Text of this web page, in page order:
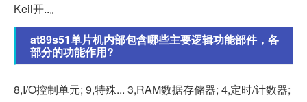
Keil开..。
at89s51单片机内部包含哪些主要逻辑功能部件，各
部分的功能作用?
8,I/O控制单元; 9,特殊... 3,RAM数据存储器; 4,定时/计数器;